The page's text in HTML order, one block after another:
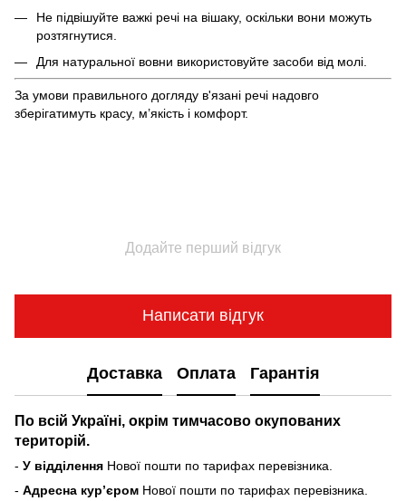
Не підвішуйте важкі речі на вішаку, оскільки вони можуть
розтягнутися.
Для натуральної вовни використовуйте засоби від молі.
За умови правильного догляду в'язані речі надовго
зберігатимуть красу, м’якість і комфорт.
Додайте перший відгук
Написати відгук
Доставка Оплата Гарантія
По всій Україні, окрім тимчасово окупованих
територій.
- У відділення Нової пошти по тарифах перевізника.
- Адресна курʼєром Нової пошти по тарифах перевізника.